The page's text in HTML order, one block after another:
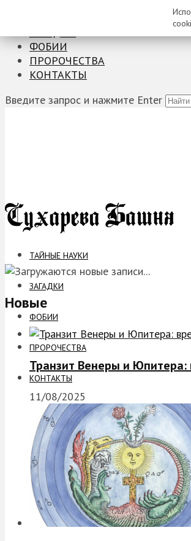
ФОБИИ
ПРОРОЧЕСТВА
КОНТАКТЫ
Введите запрос и нажмите Enter
ТАЙНЫЕ НАУКИ
ЗАГАДКИ
ФОБИИ
ПРОРОЧЕСТВА
КОНТАКТЫ
Новые
Транзит Венеры и Юпитера:
11/08/2025